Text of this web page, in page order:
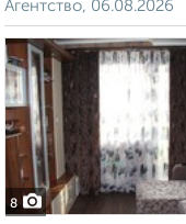
Агентство, 06.08.2026
8